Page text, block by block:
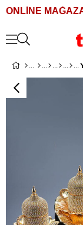
ONLİNE